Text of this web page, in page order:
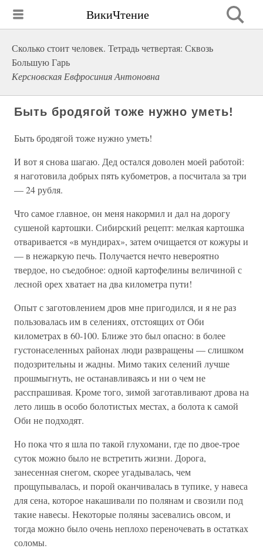
ВикиЧтение
Сколько стоит человек. Тетрадь четвертая: Сквозь
Большую Гарь
Керсновская Евфросиния Антоновна
Быть бродягой тоже нужно уметь!
Быть бродягой тоже нужно уметь!
И вот я снова шагаю. Дед остался доволен моей работой:
я наготовила добрых пять кубометров, а посчитала за тpи
— 24 рубля.
Что самое главное, он меня накормил и дал на дорогу
сушеной картошки. Сибирский рецепт: мелкая картошка
отваривается «в мундирах», затем очищается от кожуры и
— в нежаркую печь. Получается нечто невероятно
твердое, но съедобное: одной картофелины величиной с
лесной орех хватает на два километра пути!
Опыт с заготовлением дров мне пригодился, и я не раз
пользовалась им в селениях, отстоящих от Оби
километрах в 60-100. Ближе это был опасно: в более
густонаселенных районах люди развращены — слишком
подозрительны и жадны. Мимо таких селений лучше
прошмыгнуть, не останавливаясь и ни о чем не
расспрашивая. Кроме того, зимой заготавливают дрова на
лето лишь в особо болотистых местах, а болота к самой
Оби не подходят.
Но пока что я шла по такой глухомани, где по двое-трое
суток можно было не встретить жизни. Дорога,
занесенная снегом, скорее угадывалась, чем
прощупывалась, и порой оканчивалась в тупике, у навеса
для сена, которое накашивали по полянам и свозили под
такие навесы. Некоторые поляны засевались овсом, и
тогда можно было очень неплохо переночевать в остатках
соломы.